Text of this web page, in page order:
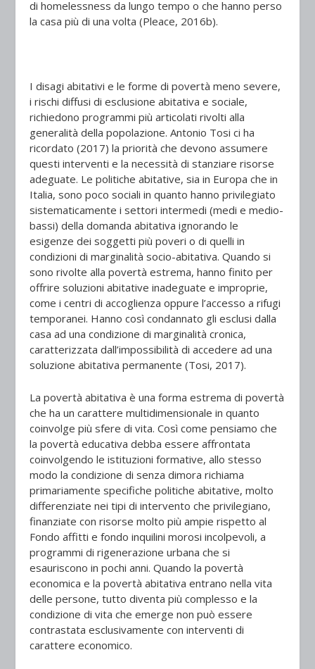
di homelessness da lungo tempo o che hanno perso
la casa più di una volta (Pleace, 2016b).
I disagi abitativi e le forme di povertà meno severe,
i rischi diffusi di esclusione abitativa e sociale,
richiedono programmi più articolati rivolti alla
generalità della popolazione. Antonio Tosi ci ha
ricordato (2017) la priorità che devono assumere
questi interventi e la necessità di stanziare risorse
adeguate. Le politiche abitative, sia in Europa che in
Italia, sono poco sociali in quanto hanno privilegiato
sistematicamente i settori intermedi (medi e medio-
bassi) della domanda abitativa ignorando le
esigenze dei soggetti più poveri o di quelli in
condizioni di marginalità socio-abitativa. Quando si
sono rivolte alla povertà estrema, hanno finito per
offrire soluzioni abitative inadeguate e improprie,
come i centri di accoglienza oppure l’accesso a rifugi
temporanei. Hanno così condannato gli esclusi dalla
casa ad una condizione di marginalità cronica,
caratterizzata dall’impossibilità di accedere ad una
soluzione abitativa permanente (Tosi, 2017).
La povertà abitativa è una forma estrema di povertà
che ha un carattere multidimensionale in quanto
coinvolge più sfere di vita. Così come pensiamo che
la povertà educativa debba essere affrontata
coinvolgendo le istituzioni formative, allo stesso
modo la condizione di senza dimora richiama
primariamente specifiche politiche abitative, molto
differenziate nei tipi di intervento che privilegiano,
finanziate con risorse molto più ampie rispetto al
Fondo affitti e fondo inquilini morosi incolpevoli, a
programmi di rigenerazione urbana che si
esauriscono in pochi anni. Quando la povertà
economica e la povertà abitativa entrano nella vita
delle persone, tutto diventa più complesso e la
condizione di vita che emerge non può essere
contrastata esclusivamente con interventi di
carattere economico.